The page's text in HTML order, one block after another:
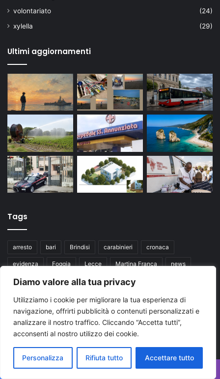
Diamo valore alla tua privacy
Utilizziamo i cookie per migliorare la tua esperienza di
navigazione, offrirti pubblicità o contenuti personalizzati e
analizzare il nostro traffico. Cliccando “Accetta tutti”,
acconsenti al nostro utilizzo dei cookie.
Personalizza Rifiuta tutto Accettare tutto
volontariato
(24)
xylella
(29)
Ultimi aggiornamenti
Tags
arresto bari Brindisi carabinieri cronaca
evidenza Foggia Lecce Martina Franca news
News Puglia notizie polizia di stato
Regione Puglia taranto Ultime notizie Puglia
Ultimissime Puglia